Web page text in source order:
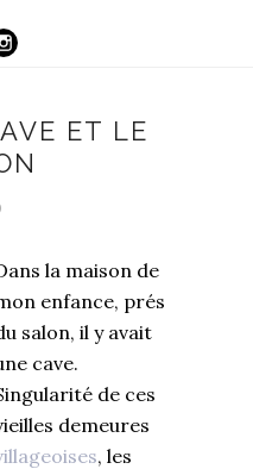
ET LE
la maison de
enfance, prés
salon, il y avait
cave.
de ces
demeures
, les